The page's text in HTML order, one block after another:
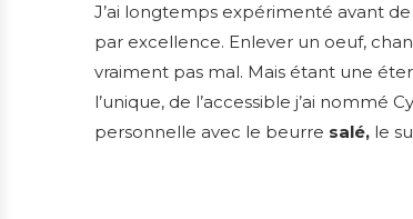
J’ai longtemps expérimenté avant
par excellence. Enlever un oeuf,
vraiment pas mal. Mais étant une
l’unique, de l’accessible j’ai nommé
personnelle avec le beurre salé, le